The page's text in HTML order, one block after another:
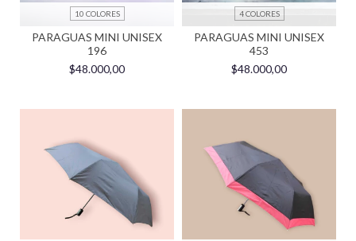
10 COLORES
PARAGUAS MINI UNISEX
196
$48.000,00
4 COLORES
PARAGUAS MINI UNISEX
453
$48.000,00